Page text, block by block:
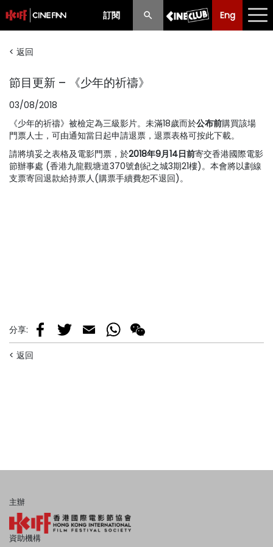
訂閱 Eng
Eng 中文
節目
購票須知
優惠計劃
< 返回
節目更新 – 《少年的祈禱》
03/08/2018
《少年的祈禱》被檢定為三級影片。未滿18歲而於公布前購買該場
門票人士，可由通知當日起申請退票，退票表格可按此下載。
請將填妥之表格及電影門票，於2018年9月14日前寄交香港國際電影
節辦事處 (香港九龍觀塘道370號創紀之城3期21樓)。本會將以劃線
支票寄回退款給持票人(購票手續費恕不退回)。
分享: Facebook
Twitter Email WhatsApp
< 返回
主辦
資助機構